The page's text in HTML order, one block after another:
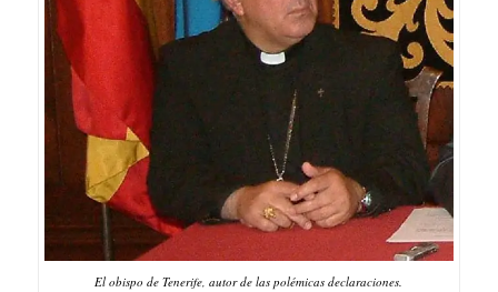
El obispo de Tenerife, autor de las polémicas declaraciones.